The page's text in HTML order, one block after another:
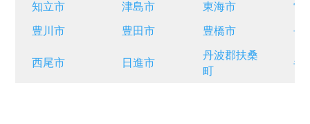
知立市 津島市 東海市 常
豊川市 豊田市 豊橋市 長
西尾市 日進市
丹波郡扶桑
町
半